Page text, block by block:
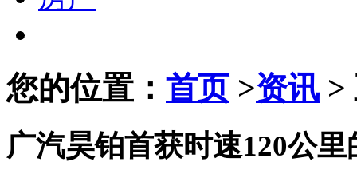
您的位置： 首页 >资讯 >
广汽昊铂首获时速120公